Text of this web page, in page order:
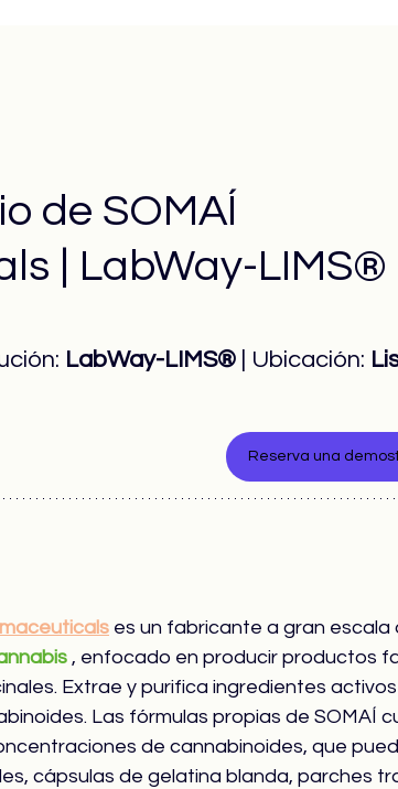
de SOMAÍ
| LabWay-LIMS®
LabWay-LIMS® | Ubicación:
Reserva una
es un fabricante a gran escala
, enfocado en producir productos
Extrae y purifica ingredientes
Las fórmulas propias de SOMAÍ
de cannabinoides, que
cápsulas de gelatina blanda, parches